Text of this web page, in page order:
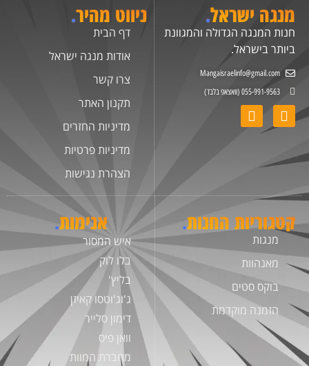
מנגה ישראל.
חנות המנגה הגדולה והמגוונת
ביותר בישראל.
Mangaisraelinfo@gmail.com
055-991-9563 (וואצאפ בלבד)
ניווט מהיר.
דף הבית
אודות מנגה ישראל
צרו קשר
תקנון האתר
מדיניות החזרים
מדיניות פרטיות
הצהרת נגישות
קטגוריות החנות.
מנגות
מאנהוות
בוקס סטים
הזמנה מוקדמת
אנימות.
איש המסור
בלו לוק
בליץ'
ג'וג'וטסו קאיזן
דימון סלייר
וואן פיס
מחברת המוות